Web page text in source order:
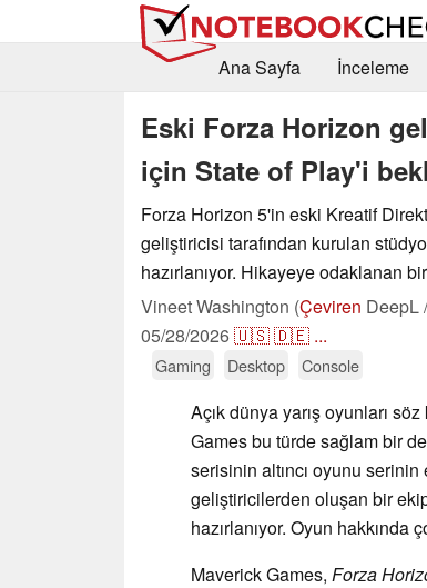
Ana Sayfa
İnceleme
Eski Forza Horizon
için State of Play'i
Forza Horizon 5'in eski Kreatif
geliştiricisi tarafından kurulan
hazırlanıyor. Hikayeye odaklanan
Vineet Washington (Çeviren DeepL
05/28/2026🇺🇸🇩🇪 ...
Gaming Desktop Console
Açık dünya yarış oyunları
Games bu türde sağlam bir
serisinin altıncı oyunu
geliştiricilerden oluşan bir
hazırlanıyor. Oyun hakkında
Maverick Games, Forza